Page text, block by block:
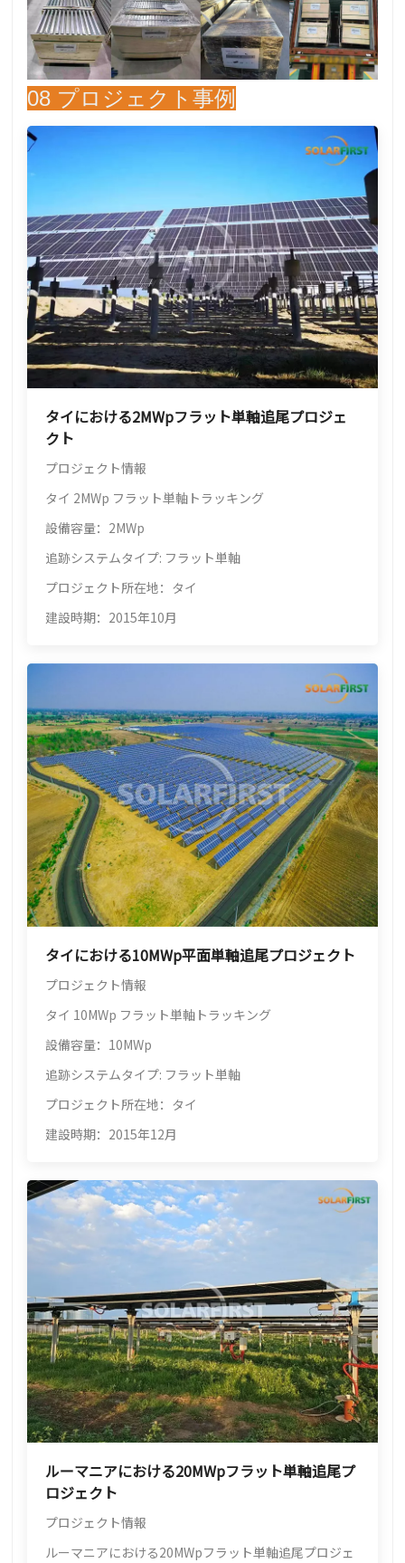
08 プロジェクト事例
タイにおける2MWpフラット単軸追尾プロジェ
クト
プロジェクト情報
タイ 2MWp フラット単軸トラッキング
設備容量：2MWp
追跡システムタイプ: フラット単軸
プロジェクト所在地：タイ
建設時期：2015年10月
タイにおける10MWp平面単軸追尾プロジェクト
プロジェクト情報
タイ 10MWp フラット単軸トラッキング
設備容量：10MWp
追跡システムタイプ: フラット単軸
プロジェクト所在地：タイ
建設時期：2015年12月
ルーマニアにおける20MWpフラット単軸追尾プ
ロジェクト
プロジェクト情報
ルーマニアにおける20MWpフラット単軸追尾プロジェ